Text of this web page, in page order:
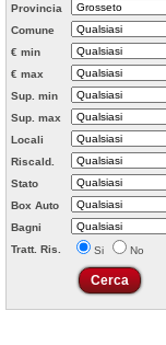
Provincia
Comune
€ min
€ max
Sup. min
Sup. max
Locali
Riscald.
Stato
Box Auto
Bagni
Tratt. Ris.
Si No